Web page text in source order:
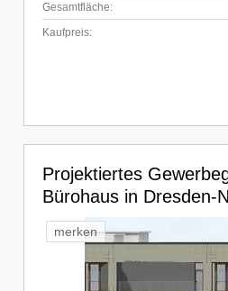
Gesamtfläche:
Kaufpreis:
Projektiertes
Bürohaus in Dresden-
merken